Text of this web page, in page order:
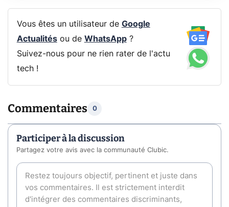
Vous êtes un utilisateur de Google
Actualitésou de WhatsApp?
Suivez-nous pour ne rien rater de l'actu
tech !
Commentaires 0
Participer à la discussion
Partagez votre avis avec la communauté Clubic.